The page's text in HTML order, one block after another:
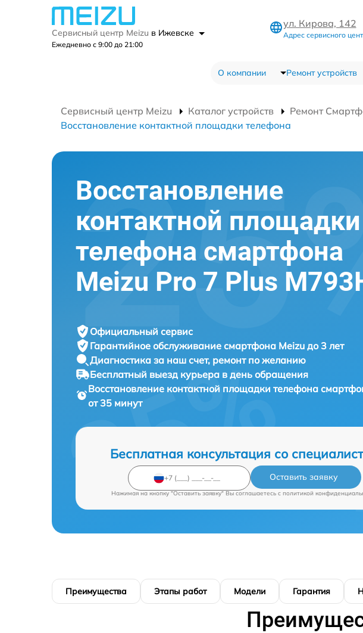
Сервисный центр Meizu в Ижевске
Ежедневно с 9:00 до 21:00
ул. Кирова, 142
Адрес сервисного
О компании Ремонт устройств
Сервисный центр Meizu Каталог устройств Ремонт
Восстановление контактной площадки телефона
Восстановление
контактной площадки
телефона смартфона
Meizu Pro 7 Plus
Официальный сервис
Гарантийное обслуживание смартфона Meizu до 3 лет
Диагностика за наш счет, ремонт по желанию
Бесплатный выезд курьера в день обращения
Восстановление контактной площадки телефона
от 35 минут
Бесплатная консультация со
Оставить заявку
Нажимая на кнопку "Оставить заявку" Вы соглашаетесь c политикой
Преимущества Этапы работ Модели Гарантия